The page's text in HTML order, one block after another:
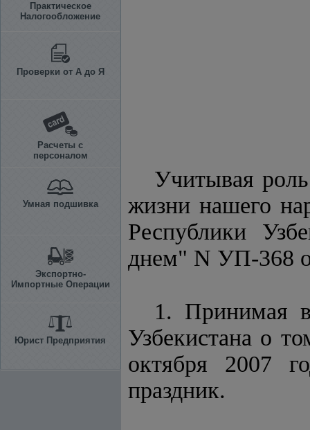
Практическое
Налогообложение
Проверки от А до Я
Расчеты с
персоналом
Умная подшивка
Экспортно-
Импортные Операции
Юрист Предприятия
Учитывая
жизни нашего
Республики
днем" N УП-368
1. Принимая
Узбекистана о
октября 2007
праздник.